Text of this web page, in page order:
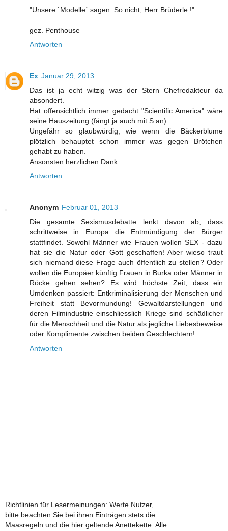
"Unsere `Modelle´ sagen: So nicht, Herr Brüderle !"
gez. Penthouse
Antworten
Ex Januar 29, 2013
Das ist ja echt witzig was der Stern Chefredakteur da
absondert.
Hat offensichtlich immer gedacht "Scientific America" wäre
seine Hauszeitung (fängt ja auch mit S an).
Ungefähr so glaubwürdig, wie wenn die Bäckerblume
plötzlich behauptet schon immer was gegen Brötchen
gehabt zu haben.
Ansonsten herzlichen Dank.
Antworten
Anonym Februar 01, 2013
Die gesamte Sexismusdebatte lenkt davon ab, dass
schrittweise in Europa die Entmündigung der Bürger
stattfindet. Sowohl Männer wie Frauen wollen SEX - dazu
hat sie die Natur oder Gott geschaffen! Aber wieso traut
sich niemand diese Frage auch öffentlich zu stellen? Oder
wollen die Europäer künftig Frauen in Burka oder Männer in
Röcke gehen sehen? Es wird höchste Zeit, dass ein
Umdenken passiert: Entkriminalisierung der Menschen und
Freiheit statt Bevormundung! Gewaltdarstellungen und
deren Filmindustrie einschliesslich Kriege sind schädlicher
für die Menschheit und die Natur als jegliche Liebesbeweise
oder Komplimente zwischen beiden Geschlechtern!
Antworten
Richtlinien für Lesermeinungen: Werte Nutzer,
bitte beachten Sie bei ihren Einträgen stets die
Maasregeln und die hier geltende Anettekette. Alle